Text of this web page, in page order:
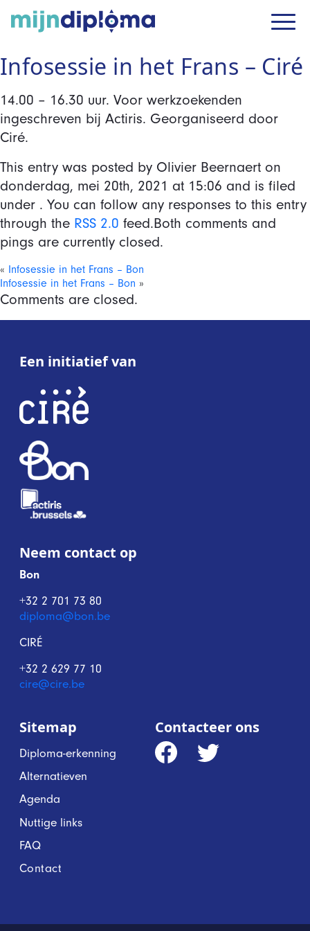
Infosessie in het Frans – Ciré
14.00 – 16.30 uur. Voor werkzoekenden
ingeschreven bij Actiris. Georganiseerd door
Ciré.
This entry was posted by Olivier Beernaert on
donderdag, mei 20th, 2021 at 15:06 and is filed
under . You can follow any responses to this entry
through the RSS 2.0 feed.Both comments and
pings are currently closed.
« Infosessie in het Frans – Bon
Infosessie in het Frans – Bon »
Comments are closed.
Een initiatief van
Neem contact op
Bon
+32 2 701 73 80
diploma@bon.be
CIRÉ
+32 2 629 77 10
cire@cire.be
Sitemap
Diploma-erkenning
Alternatieven
Agenda
Nuttige links
FAQ
Contact
Contacteer ons